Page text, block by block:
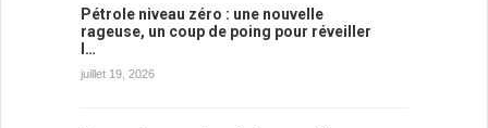
Pétrole niveau zéro : une nouvelle
rageuse, un coup de poing pour réveiller
l…
juillet 19, 2026